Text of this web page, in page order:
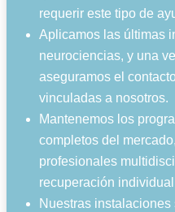
requerir este tipo de
Aplicamos las últimas
neurociencias, y una
aseguramos el
vinculadas a nosotros.
Mantenemos los
completos del
profesionales
recuperación
Nuestras